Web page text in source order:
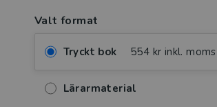
Valt format
Tryckt bok 554 kr inkl. moms
Lärarmaterial